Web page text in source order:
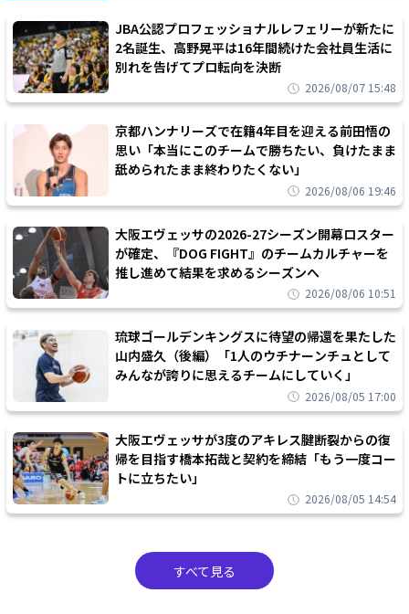
JBA公認プロフェッショナルレフェリーが新たに
2名誕生、高野晃平は16年間続けた会社員生活に
別れを告げてプロ転向を決断
2026/08/07 15:48
京都ハンナリーズで在籍4年目を迎える前田悟の
思い「本当にこのチームで勝ちたい、負けたまま
舐められたまま終わりたくない」
2026/08/06 19:46
大阪エヴェッサの2026-27シーズン開幕ロスター
が確定、『DOG FIGHT』のチームカルチャーを
推し進めて結果を求めるシーズンへ
2026/08/06 10:51
琉球ゴールデンキングスに待望の帰還を果たした
山内盛久（後編）「1人のウチナーンチュとして
みんなが誇りに思えるチームにしていく」
2026/08/05 17:00
大阪エヴェッサが3度のアキレス腱断裂からの復
帰を目指す橋本拓哉と契約を締結「もう一度コー
トに立ちたい」
2026/08/05 14:54
すべて見る